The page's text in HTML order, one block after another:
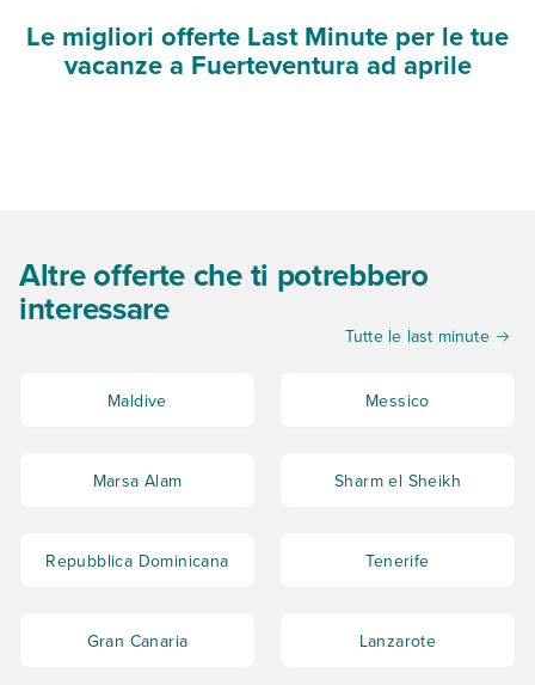
Le migliori offerte Last Minute per le tue
vacanze a Fuerteventura ad aprile
Altre offerte che ti potrebbero
interessare
Tutte le last minute
Maldive Messico
Marsa Alam Sharm el Sheikh
Repubblica Dominicana Tenerife
Gran Canaria Lanzarote